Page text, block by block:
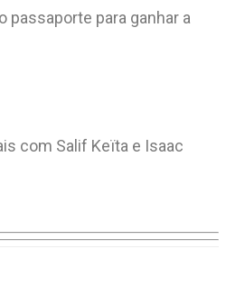
passaporte para ganhar a
com Salif Keïta e Isaac